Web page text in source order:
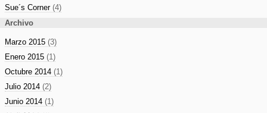
Sue´s Corner (4)
Archivo
Marzo 2015 (3)
Enero 2015 (1)
Octubre 2014 (1)
Julio 2014 (2)
Junio 2014 (1)